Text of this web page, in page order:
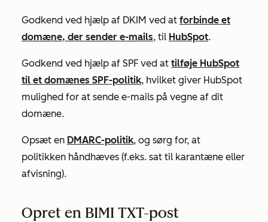
Godkend ved hjælp af DKIM ved at forbinde et
domæne, der sender e-mails, til HubSpot.
Godkend ved hjælp af SPF ved at tilføje HubSpot
til et domænes SPF-politik, hvilket giver HubSpot
mulighed for at sende e-mails på vegne af dit
domæne.
Opsæt en DMARC-politik, og sørg for, at
politikken håndhæves (f.eks. sat til karantæne eller
afvisning).
Opret en BIMI TXT-post